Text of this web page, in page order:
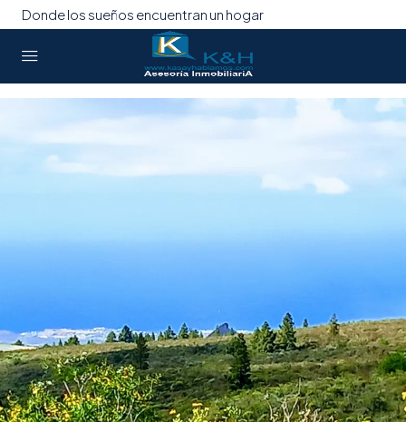
Donde los sueños encuentran un hogar